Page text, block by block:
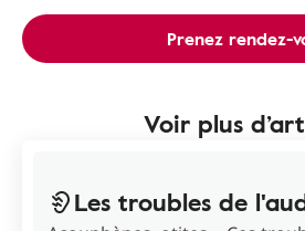
Prenez rendez-
Voir plus
Les troubles de